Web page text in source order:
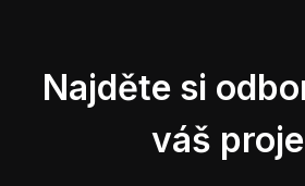
Najděte si
váš